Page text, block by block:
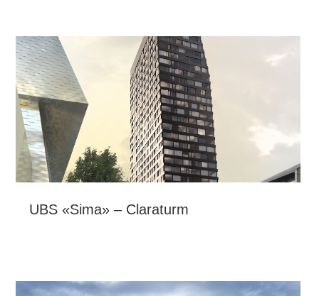
UBS «Sima» – Claraturm